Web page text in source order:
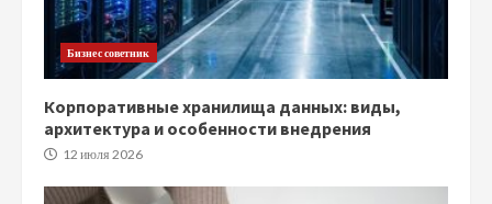
Бизнес советник
Корпоративные хранилища данных: виды,
архитектура и особенности внедрения
12 июля 2026